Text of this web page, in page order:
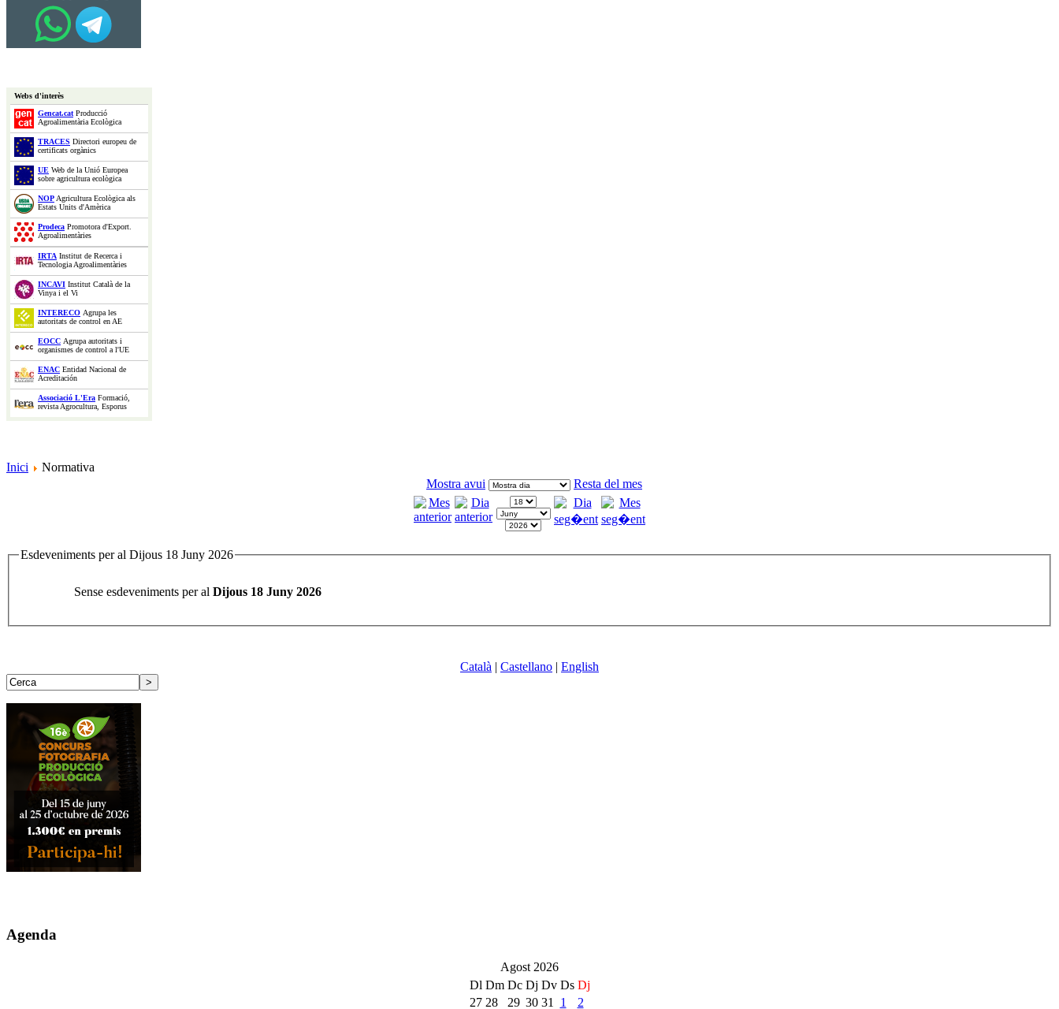
Webs d'interès
Gencat.catProducció
Agroalimentària Ecològica
TRACES Directori europeu de
certificats orgànics
UE Web de la Unió Europea
sobre agricultura ecològica
NOPAgricultura Ecològica als
Estats Units d'Amèrica
Prodeca Promotora d'Export.
Agroalimentàries
IRTA Institut de Recerca i
Tecnologia Agroalimentàries
INCAVI Institut Català de la
Vinya i el Vi
INTERECO Agrupa les
autoritats de control en AE
EOCC Agrupa autoritats i
organismes de control a l'UE
ENAC Entidad Nacional de
Acreditación
Associació L'Era Formació,
revista Agrocultura, Esporus
Inici
Normativa
Mostra avui
Resta del mes
Esdeveniments per al Dijous 18 Juny 2026
Sense esdeveniments per al Dijous 18 Juny 2026
Català | Castellano | English
Agenda
Agost 2026
Dl Dm Dc Dj Dv Ds Dj
27 28 29 30 31 1
2